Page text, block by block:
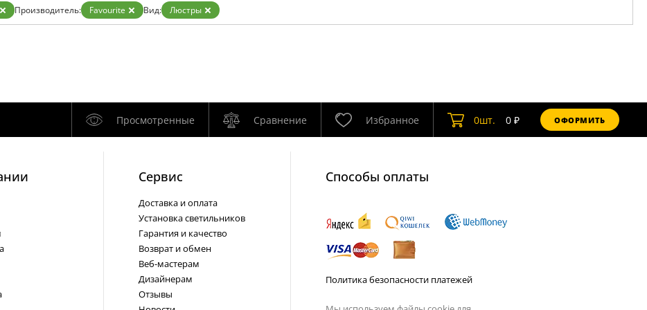
Бронза
Золото
Производитель: Favourite Вид: Люстры
Просмотренные Сравнение Избранное 0шт. 0₽ ОФОРМИТЬ
Cервис
Доставка и оплата
Установка светильников
Гарантия и качество
Возврат и обмен
Веб-мастерам
Дизайнерам
Отзывы
Способы оплаты
Политика безопасности платежей